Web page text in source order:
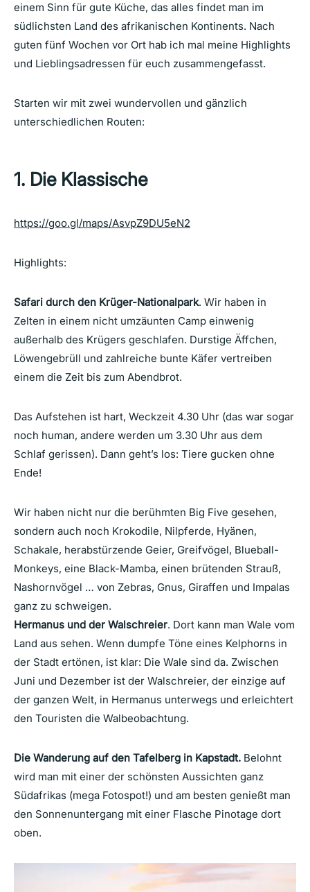
einem Sinn für gute Küche, das alles findet man im
südlichsten Land des afrikanischen Kontinents. Nach
guten fünf Wochen vor Ort hab ich mal meine Highlights
und Lieblingsadressen für euch zusammengefasst.
Starten wir mit zwei wundervollen und gänzlich
unterschiedlichen Routen:
1. Die Klassische
https://goo.gl/maps/AsvpZ9DU5eN2
Highlights:
Safari durch den Krüger-Nationalpark. Wir haben in
Zelten in einem nicht umzäunten Camp einwenig
außerhalb des Krügers geschlafen. Durstige Äffchen,
Löwengebrüll und zahlreiche bunte Käfer vertreiben
einem die Zeit bis zum Abendbrot.
Das Aufstehen ist hart, Weckzeit 4.30 Uhr (das war sogar
noch human, andere werden um 3.30 Uhr aus dem
Schlaf gerissen). Dann geht’s los: Tiere gucken ohne
Ende!
Wir haben nicht nur die berühmten Big Five gesehen,
sondern auch noch Krokodile, Nilpferde, Hyänen,
Schakale, herabstürzende Geier, Greifvögel, Blueball-
Monkeys, eine Black-Mamba, einen brütenden Strauß,
Nashornvögel … von Zebras, Gnus, Giraffen und Impalas
ganz zu schweigen.
Hermanus und der Walschreier. Dort kann man Wale vom
Land aus sehen. Wenn dumpfe Töne eines Kelphorns in
der Stadt ertönen, ist klar: Die Wale sind da. Zwischen
Juni und Dezember ist der Walschreier, der einzige auf
der ganzen Welt, in Hermanus unterwegs und erleichtert
den Touristen die Walbeobachtung.
Die Wanderung auf den Tafelberg in Kapstadt. Belohnt
wird man mit einer der schönsten Aussichten ganz
Südafrikas (mega Fotospot!) und am besten genießt man
den Sonnenuntergang mit einer Flasche Pinotage dort
oben.